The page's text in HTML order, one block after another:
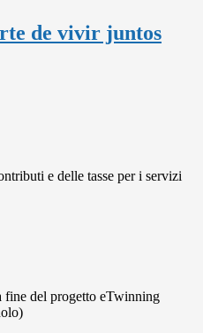
de vivir juntos
e delle tasse per i servizi
fine del progetto eTwinning